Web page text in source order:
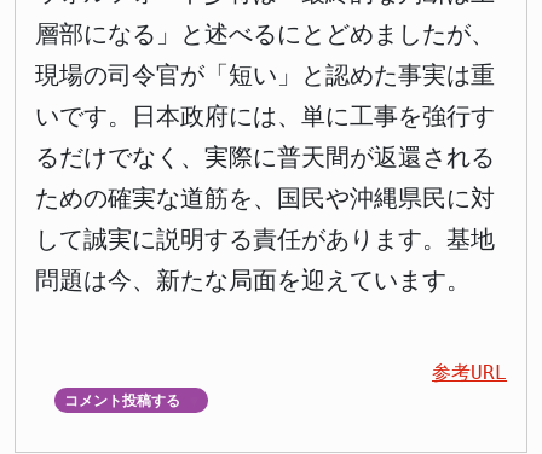
層部になる」と述べるにとどめましたが、
現場の司令官が「短い」と認めた事実は重
いです。日本政府には、単に工事を強行す
るだけでなく、実際に普天間が返還される
ための確実な道筋を、国民や沖縄県民に対
して誠実に説明する責任があります。基地
問題は今、新たな局面を迎えています。
参考URL
コメント投稿する